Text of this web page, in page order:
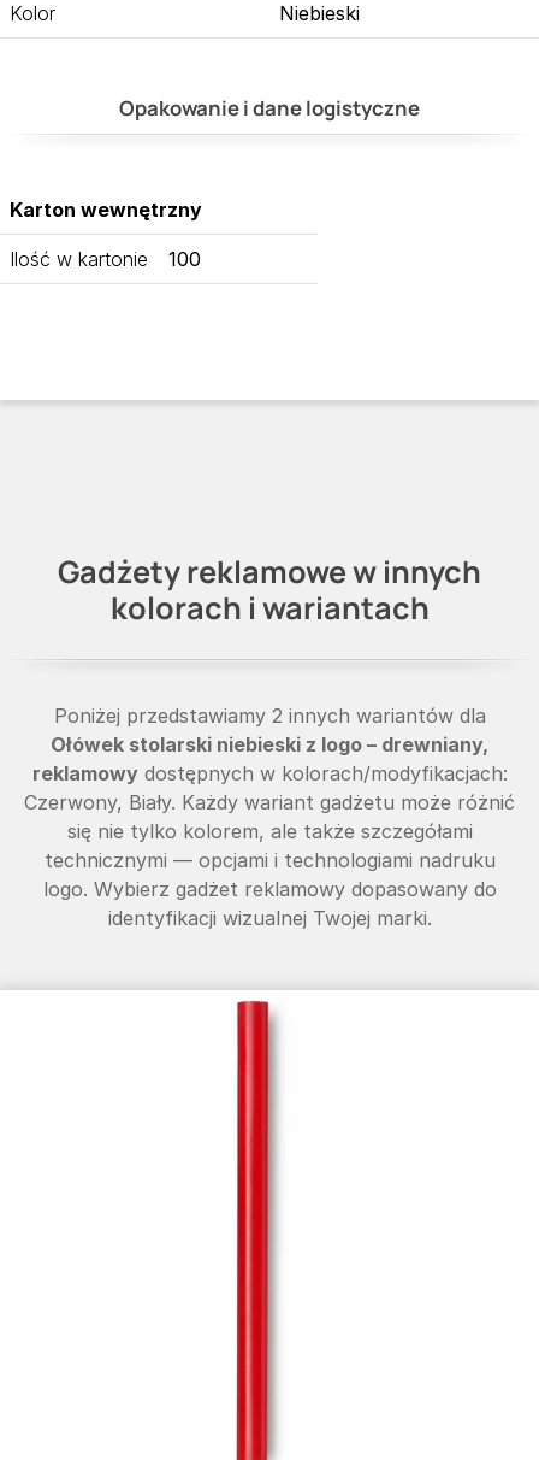
Kolor Niebieski
Opakowanie i dane logistyczne
Karton wewnętrzny
Ilość w kartonie 100
Gadżety reklamowe w innych
kolorach i wariantach
Poniżej przedstawiamy 2 innych wariantów dla
Ołówek stolarski niebieski z logo – drewniany,
reklamowydostępnych w kolorach/modyfikacjach:
Czerwony, Biały. Każdy wariant gadżetu może różnić
się nie tylko kolorem, ale także szczegółami
technicznymi — opcjami i technologiami nadruku
logo. Wybierz gadżet reklamowy dopasowany do
identyfikacji wizualnej Twojej marki.